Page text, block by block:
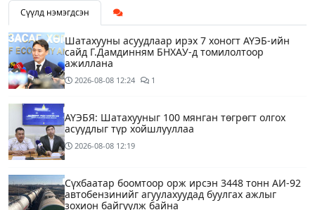
Сүүлд нэмэгдсэн
Шатахууны асуудлаар ирэх 7 хоногт АҮЭБ-ийн
сайд Г.Дамдинням БНХАУ-д томилолтоор
ажиллана
2026-08-08 12:24 1
АҮЭБЯ: Шатахууныг 100 мянган төгрөгт олгох
асуудлыг түр хойшлууллаа
2026-08-08 12:19
Сүхбаатар боомтоор орж ирсэн 3448 тонн АИ-92
автобензинийг агуулахуудад буулгах ажлыг
зохион байгуулж байна